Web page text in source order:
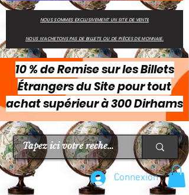
NOUS SOMMES EXCLUSIVEMENT UN SITE DE VENTE
NOUS N'ACHETONS PAS DE BILLETS OU DE PIÈCES DE MONNAIE.
10 % de Remise sur les Billets
Étrangers du Site pour tout
achat supérieur à 300 Dirhams
Connexion